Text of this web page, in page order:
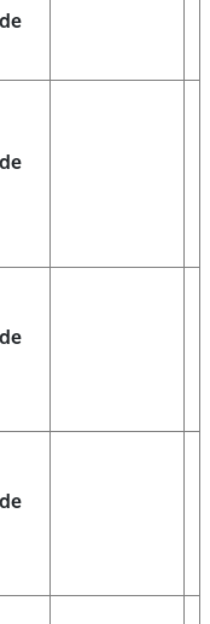
présidentiel N° 15-
des
invite l'ensemble des
d'ouverture des
O.P.G.I. De Batna
AVEC
MINIMALE
du parc
de Batna, La
Batna comme
et de gestion
lance un avis